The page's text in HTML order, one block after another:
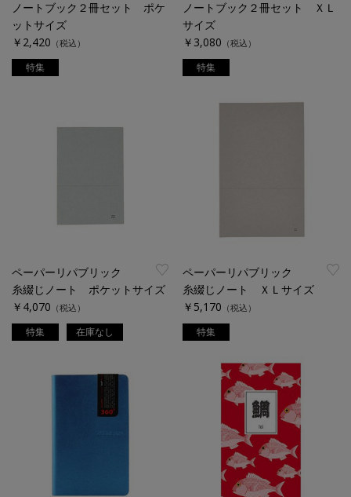
ノートブック２冊セット ポケ
ットサイズ
￥2,420 （税込）
特集
ノートブック２冊セット ＸＬ
サイズ
￥3,080 （税込）
特集
ペーパーリパブリック
糸綴じノート ポケットサイズ
￥4,070 （税込）
特集 在庫なし
ペーパーリパブリック
糸綴じノート ＸＬサイズ
￥5,170 （税込）
特集